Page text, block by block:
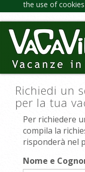
the use of
Richiedi un
per la tua
Per richiedere
compila la
risponderà nel
Nome e